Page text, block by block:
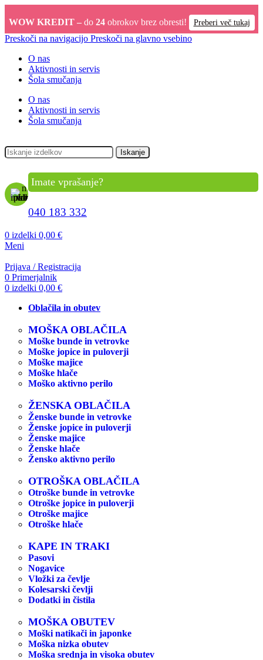
WOW KREDIT – do 24obrokov brez obresti! Preberi več tukaj
Preskoči na navigacijo Preskoči na glavno vsebino
O nas
Aktivnosti in servis
Šola smučanja
O nas
Aktivnosti in servis
Šola smučanja
Iskanje
Imate vprašanje?
040 183 332
0 izdelki 0,00 €
Meni
Prijava / Registracija
0 Primerjalnik
0 izdelki 0,00 €
Oblačila in obutev
MOŠKA OBLAČILA
Moške bunde in vetrovke
Moške jopice in puloverji
Moške majice
Moške hlače
Moško aktivno perilo
ŽENSKA OBLAČILA
Ženske bunde in vetrovke
Ženske jopice in puloverji
Ženske majice
Ženske hlače
Žensko aktivno perilo
OTROŠKA OBLAČILA
Otroške bunde in vetrovke
Otroške jopice in puloverji
Otroške majice
Otroške hlače
KAPE IN TRAKI
Pasovi
Nogavice
Vložki za čevlje
Kolesarski čevlji
Dodatki in čistila
MOŠKA OBUTEV
Moški natikači in japonke
Moška nizka obutev
Moška srednja in visoka obutev